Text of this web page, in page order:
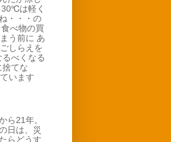
は軽く
・・・の
べ物の買
う前に あ
しらえを
べくなる
てな
います
ら21年。
日は、災
らどうす